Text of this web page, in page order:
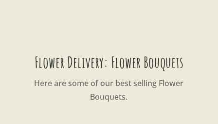
Flower Delivery: Flower Bouquets
Here are some of our best selling Flower
Bouquets.